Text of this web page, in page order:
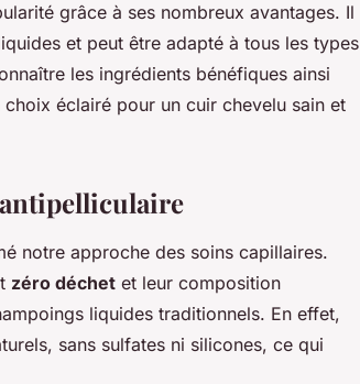
grâce à ses nombreux avantages. Il
et peut être adapté à tous les types
les ingrédients bénéfiques ainsi
éclairé pour un cuir chevelu sain et
notre approche des soins capillaires.
zéro déchet et leur composition
liquides traditionnels. En effet,
sans sulfates ni silicones, ce qui